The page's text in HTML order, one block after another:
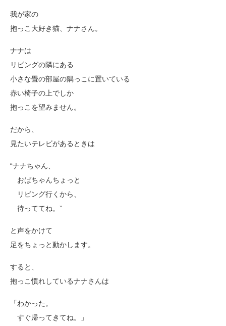
我が家の
抱っこ大好き猫、ナナさん。
ナナは
リビングの隣にある
小さな畳の部屋の隅っこに置いている
赤い椅子の上でしか
抱っこを望みません。
だから、
見たいテレビがあるときは
“ナナちゃん、
おばちゃんちょっと
リビング行くから、
待っててね。”
と声をかけて
足をちょっと動かします。
すると、
抱っこ慣れしているナナさんは
「わかった。
すぐ帰ってきてね。」